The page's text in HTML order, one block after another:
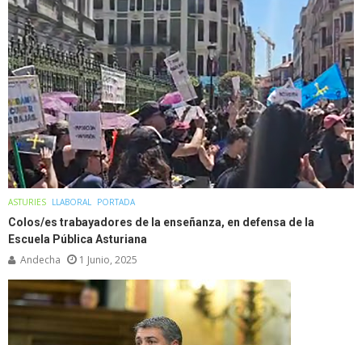
ASTURIES LLABORAL PORTADA
Colos/es trabayadores de la enseñanza, en defensa de la
Escuela Pública Asturiana
Andecha 1 Junio, 2025